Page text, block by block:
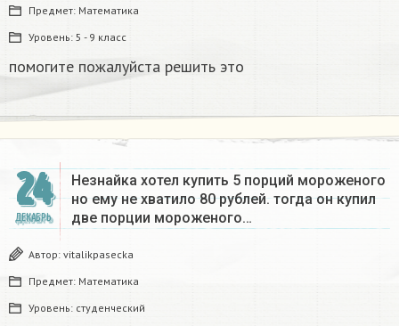
Предмет: Математика
Уровень: 5 - 9 класс
помогите пожалуйста решить это
24
ДЕКАБРЬ
Незнайка хотел купить 5 порций мороженого
но ему не хватило 80 рублей. тогда он купил
две порции мороженого…
Автор: vitalikpasecka
Предмет: Математика
Уровень: студенческий